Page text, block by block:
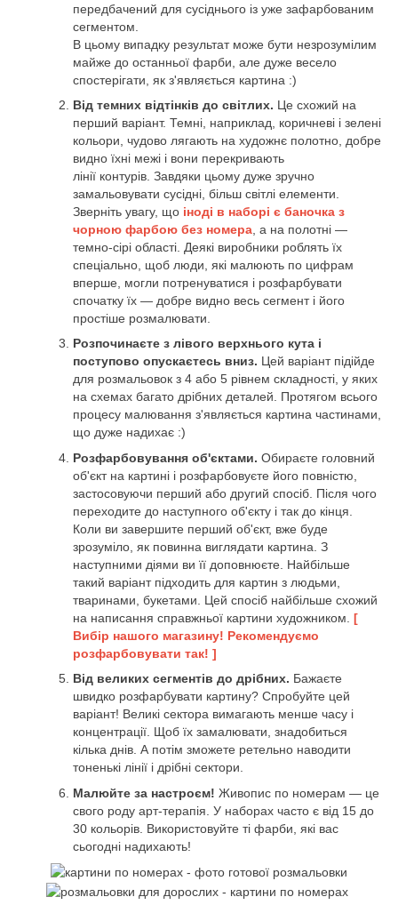
передбачений для сусіднього із уже зафарбованим
сегментом.
В цьому випадку результат може бути незрозумілим
майже до останньої фарби, але дуже весело
спостерігати, як з'являється картина :)
Від темних відтінків до світлих. Це схожий на
перший варіант. Темні, наприклад, коричневі і зелені
кольори, чудово лягають на художнє полотно, добре
видно їхні межі і вони перекривають
лінії контурів. Завдяки цьому дуже зручно
замальовувати сусідні, більш світлі елементи.
Зверніть увагу, що іноді в наборі є баночка з
чорною фарбою без номера , а на полотні —
темно-сірі області. Деякі виробники роблять їх
спеціально, щоб люди, які малюють по цифрам
вперше, могли потренуватися і розфарбувати
спочатку їх — добре видно весь сегмент і його
простіше розмалювати.
Розпочинаєте з лівого верхнього кута і
поступово опускаєтесь вниз. Цей варіант підійде
для розмальовок з 4 або 5 рівнем складності, у яких
на схемах багато дрібних деталей. Протягом всього
процесу малювання з'являється картина частинами,
що дуже надихає :)
Розфарбовування об'єктами. Обираєте головний
об'єкт на картині і розфарбовуєте його повністю,
застосовуючи перший або другий спосіб. Після чого
переходите до наступного об'єкту і так до кінця.
Коли ви завершите перший об'єкт, вже буде
зрозуміло, як повинна виглядати картина. З
наступними діями ви її доповнюєте. Найбільше
такий варіант підходить для картин з людьми,
тваринами, букетами. Цей спосіб найбільше схожий
на написання справжньої картини художником. [
Вибір нашого магазину! Рекомендуємо
розфарбовувати так! ]
Від великих сегментів до дрібних. Бажаєте
швидко розфарбувати картину? Спробуйте цей
варіант! Великі сектора вимагають менше часу і
концентрації. Щоб їх замалювати, знадобиться
кілька днів. А потім зможете ретельно наводити
тоненькі лінії і дрібні сектори.
Малюйте за настроєм! Живопис по номерам — це
свого роду арт-терапія. У наборах часто є від 15 до
30 кольорів. Використовуйте ті фарби, які вас
сьогодні надихають!